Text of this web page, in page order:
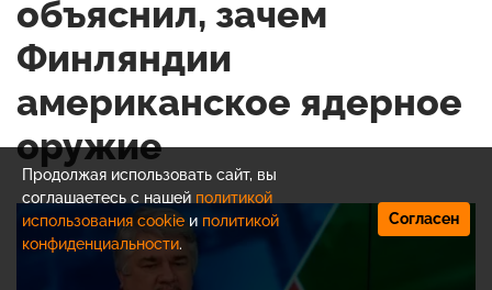
объяснил, зачем
Финляндии
американское ядерное
оружие
Продолжая использовать сайт, вы
соглашаетесь с нашей политикой
использования cookie и политикой
конфиденциальности.
Согласен